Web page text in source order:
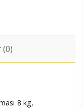
8 kg,